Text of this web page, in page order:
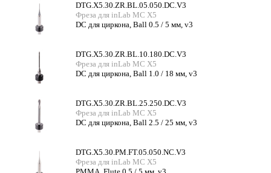
DTG.X5.30.ZR.BL.05.050.DC.V3
Фреза для inLab MC X5
DC для циркона, Ball 0.5 / 5 мм, v3
DTG.X5.30.ZR.BL.10.180.DC.V3
Фреза для inLab MC X5
DC для циркона, Ball 1.0 / 18 мм, v3
DTG.X5.30.ZR.BL.25.250.DC.V3
Фреза для inLab MC X5
DC для циркона, Ball 2.5 / 25 мм, v3
DTG.X5.30.PM.FT.05.050.NC.V3
Фреза для inLab MC X5